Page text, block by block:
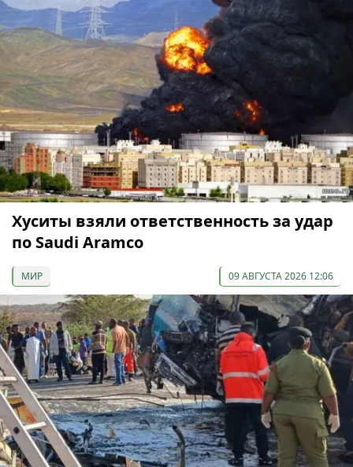
Хуситы взяли ответственность за удар
по Saudi Aramco
МИР 09 АВГУСТА 2026 12:06